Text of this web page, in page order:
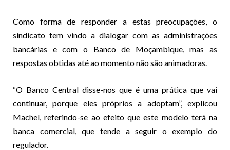
Como forma de responder a estas preocupações, o
sindicato tem vindo a dialogar com as administrações
bancárias e com o Banco de Moçambique, mas as
respostas obtidas até ao momento não são animadoras.
“O Banco Central disse-nos que é uma prática que vai
continuar, porque eles próprios a adoptam”, explicou
Machel, referindo-se ao efeito que este modelo terá na
banca comercial, que tende a seguir o exemplo do
regulador.